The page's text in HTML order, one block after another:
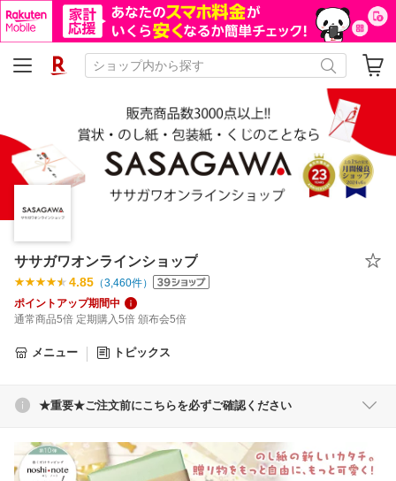
ササガワオンラインショップ
4.85 （3,460件）
ポイントアップ期間中
通常商品5倍 定期購入5倍 頒布会5倍
メニュー トピックス
★重要★ご注文前にこちらを必ずご確認ください